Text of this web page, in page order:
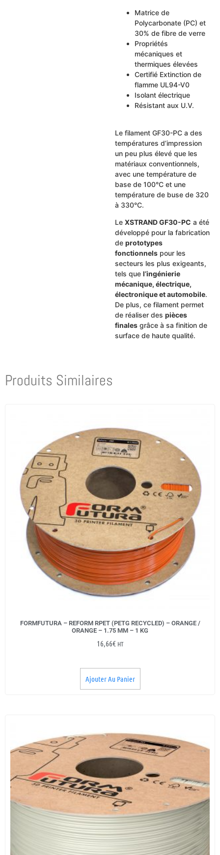
Matrice de
Polycarbonate (PC) et
30% de fibre de verre
Propriétés
mécaniques et
thermiques élevées
Certifié Extinction de
flamme UL94-V0
Isolant électrique
Résistant aux U.V.
Le filament GF30-PC a des
températures d’impression
un peu plus élevé que les
matériaux conventionnels,
avec une température de
base de 100°C et une
température de buse de 320
à 330°C.
Le XSTRAND GF30-PC a été
développé pour la fabrication
de prototypes
fonctionnelspour les
secteurs les plus exigeants,
tels que l’ingénierie
mécanique, électrique,
électronique et automobile.
De plus, ce filament permet
de réaliser des pièces
finalesgrâce à sa finition de
surface de haute qualité.
Produits Similaires
FORMFUTURA – REFORM RPET (PETG RECYCLED) – ORANGE /
ORANGE – 1.75 MM – 1 KG
16,66€ HT
Ajouter Au Panier